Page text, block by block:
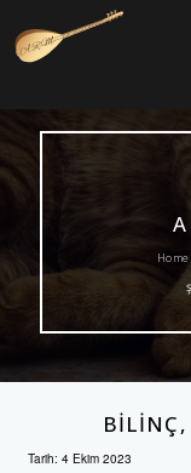
Tarih: 4 Ekim 2023